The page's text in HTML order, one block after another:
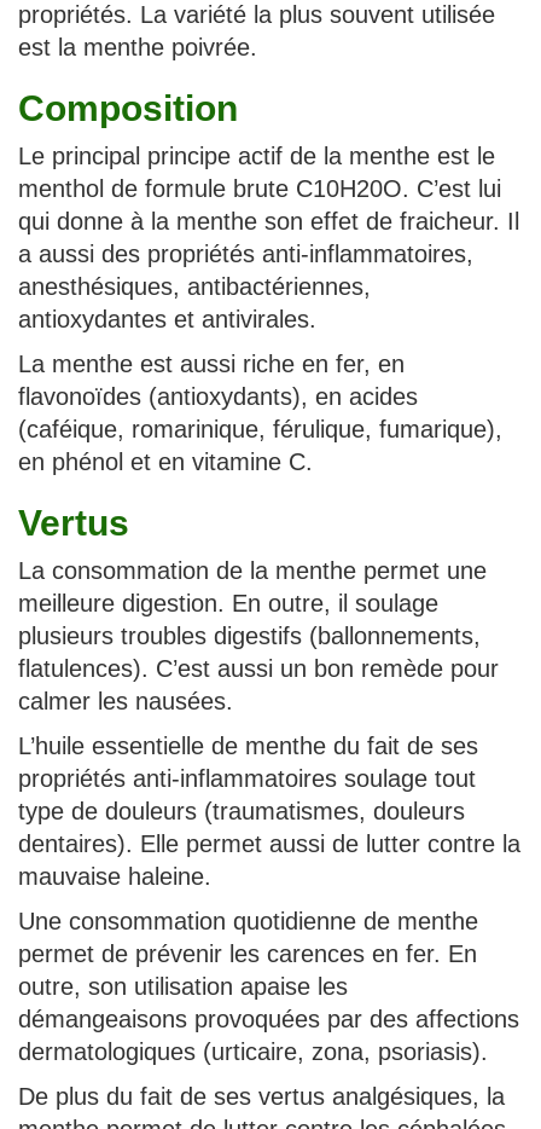
propriétés. La variété la plus souvent utilisée
est la menthe poivrée.
Composition
Le principal principe actif de la menthe est le
menthol de formule brute C10H20O. C’est lui
qui donne à la menthe son effet de fraicheur. Il
a aussi des propriétés anti-inflammatoires,
anesthésiques, antibactériennes,
antioxydantes et antivirales.
La menthe est aussi riche en fer, en
flavonoïdes (antioxydants), en acides
(caféique, romarinique, férulique, fumarique),
en phénol et en vitamine C.
Vertus
La consommation de la menthe permet une
meilleure digestion. En outre, il soulage
plusieurs troubles digestifs (ballonnements,
flatulences). C’est aussi un bon remède pour
calmer les nausées.
L’huile essentielle de menthe du fait de ses
propriétés anti-inflammatoires soulage tout
type de douleurs (traumatismes, douleurs
dentaires). Elle permet aussi de lutter contre la
mauvaise haleine.
Une consommation quotidienne de menthe
permet de prévenir les carences en fer. En
outre, son utilisation apaise les
démangeaisons provoquées par des affections
dermatologiques (urticaire, zona, psoriasis).
De plus du fait de ses vertus analgésiques, la